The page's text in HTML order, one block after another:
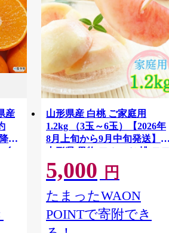
産
順
お
ル
山形県産 白桃 ご家庭用
1.2kg （3玉～6玉）【2026年
8月上旬から9月中旬発送】
山形県 果物 フルーツ 桃 モモ
もも 夏 送料無料
5,000 円
たまったWAON
POINTで寄附でき